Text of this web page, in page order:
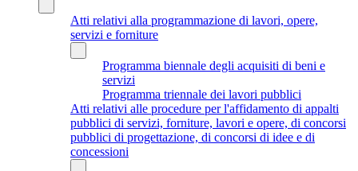
Atti relativi alla programmazione di lavori, opere,
servizi e forniture
Programma biennale degli acquisiti di beni e
servizi
Programma triennale dei lavori pubblici
Atti relativi alle procedure per l'affidamento di appalti
pubblici di servizi, forniture, lavori e opere, di concorsi
pubblici di progettazione, di concorsi di idee e di
concessioni